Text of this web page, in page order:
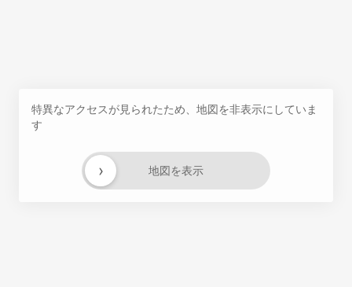
特異なアクセスが見られたため、地図を非表示にしていま
す
地図を表示
›